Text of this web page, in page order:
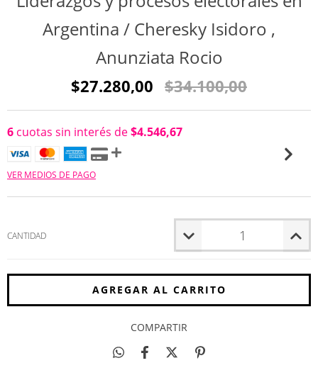
Argentina / Cheresky Isidoro ,
Anunziata Rocio
$27.280,00 $34.100,00
6 cuotas sin interés de$4.546,67
VER MEDIOS DE PAGO
CANTIDAD
COMPARTIR